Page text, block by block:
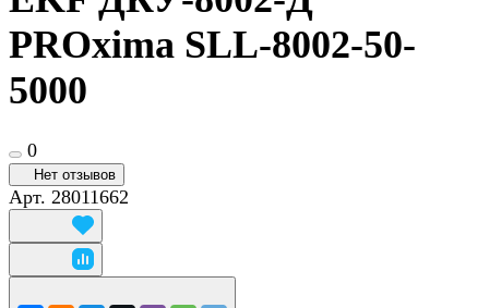
PROxima SLL-8002-50-
5000
0
Нет отзывов
Арт. 28011662